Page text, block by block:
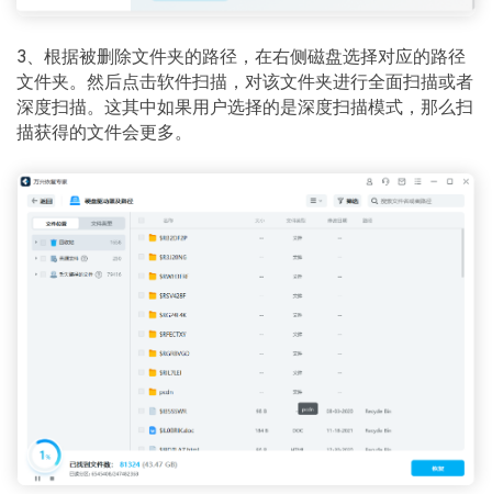
3、根据被删除文件夹的路径，在右侧磁盘选择对应的路径
文件夹。然后点击软件扫描，对该文件夹进行全面扫描或者
深度扫描。这其中如果用户选择的是深度扫描模式，那么扫
描获得的文件会更多。